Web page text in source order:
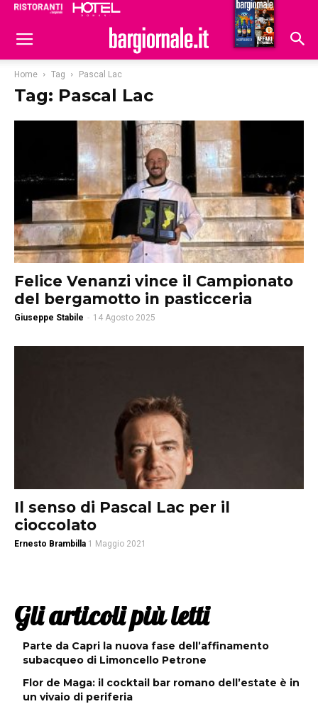
Hoteldomani
Home Tag Pascal Lac
Tag: Pascal Lac
Felice Venanzi vince il Campionato
del bergamotto in pasticceria
Giuseppe Stabile - 14 Agosto 2025
Il senso di Pascal Lac per il
cioccolato
Ernesto Brambilla 1 Maggio 2021
Gli articoli più letti
Parte da Capri la nuova fase dell’affinamento
subacqueo di Limoncello Petrone
Flor de Maga: il cocktail bar romano dell’estate è in
un vivaio di periferia